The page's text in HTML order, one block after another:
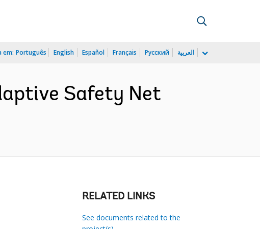
em: Português English Español Français Русский العربية
Safety Net
RELATED LINKS
See documents related to the